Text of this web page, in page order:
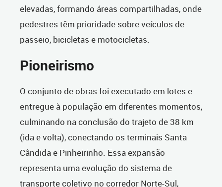
elevadas, formando áreas compartilhadas, onde
pedestres têm prioridade sobre veículos de
passeio, bicicletas e motocicletas.
Pioneirismo
O conjunto de obras foi executado em lotes e
entregue à população em diferentes momentos,
culminando na conclusão do trajeto de 38 km
(ida e volta), conectando os terminais Santa
Cândida e Pinheirinho. Essa expansão
representa uma evolução do sistema de
transporte coletivo no corredor Norte-Sul,